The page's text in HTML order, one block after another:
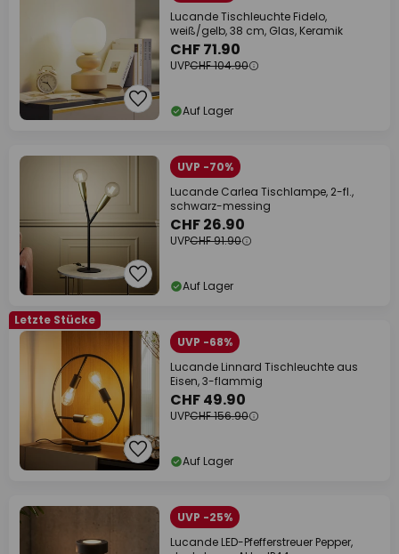
Lucande Tischleuchte Fidelo,
weiß/gelb, 38 cm, Glas, Keramik
CHF 71.90
UVPCHF 104.90
Auf Lager
UVP -70%
Lucande Carlea Tischlampe, 2-fl.,
schwarz-messing
CHF 26.90
UVPCHF 91.90
Auf Lager
Letzte Stücke
UVP -68%
Lucande Linnard Tischleuchte aus
Eisen, 3-flammig
CHF 49.90
UVPCHF 156.90
Auf Lager
UVP -25%
Lucande LED-Pfefferstreuer Pepper,